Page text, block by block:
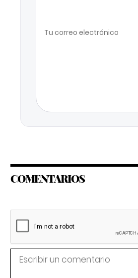
COMENTARIOS